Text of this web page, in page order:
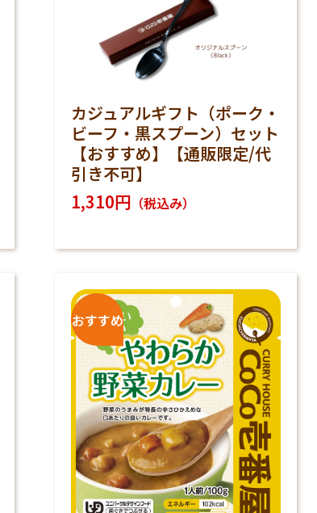
カジュアルギフト（ポーク・
ビーフ・黒スプーン）セット
【おすすめ】【通販限定/代
引き不可】
1,310円 （税込み）